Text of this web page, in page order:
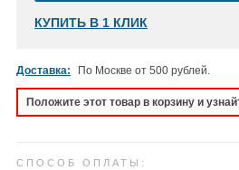
КУПИТЬ В 1 КЛИК
Доставка: По Москве от 500 рублей.
Положите этот товар в корзину и
СПОСОБ ОПЛАТЫ: